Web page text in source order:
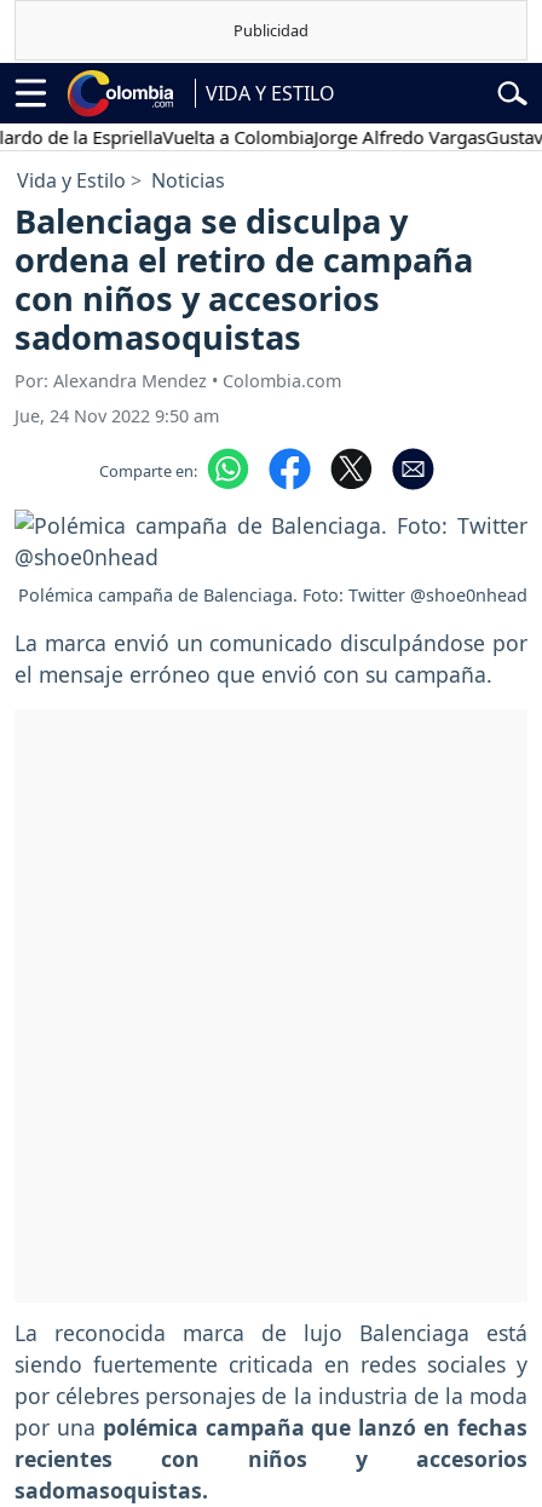
VIDA Y ESTILO
la EspriellaVuelta a ColombiaJorge Alfredo VargasGustavo
Vida y Estilo Noticias
Balenciaga se disculpa y
ordena el retiro de campaña
con niños y accesorios
sadomasoquistas
Por: Alexandra Mendez • Colombia.com
Jue, 24 Nov 2022 9:50 am
Comparte en:
Polémica campaña de Balenciaga. Foto: Twitter @shoe0nhead
La marca envió un comunicado disculpándose por
el mensaje erróneo que envió con su campaña.
La reconocida marca de lujo Balenciaga está
siendo fuertemente criticada en redes sociales y
por célebres personajes de la industria de la moda
por una polémica campaña que lanzó en fechas
recientes con niños y accesorios
sadomasoquistas.